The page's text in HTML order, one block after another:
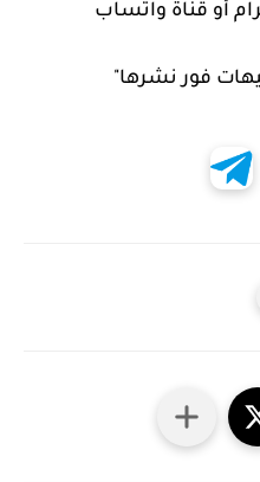
أو قناة واتساب
فور نشرها"